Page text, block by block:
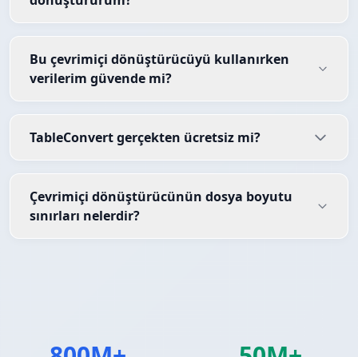
Bu çevrimiçi dönüştürücüyü kullanırken
verilerim güvende mi?
TableConvert gerçekten ücretsiz mi?
Çevrimiçi dönüştürücünün dosya boyutu
sınırları nelerdir?